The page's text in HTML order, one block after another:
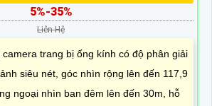
5%-35%
Liên Hệ
trang bị ống kính có độ phân giải
siêu nét, góc nhìn rộng lên đến 117,9
ngoại nhìn ban đêm lên đến 30m, hỗ